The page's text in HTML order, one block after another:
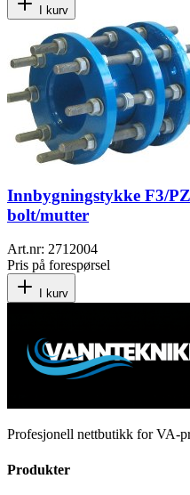
I kurv
Innbygningstykke F3/
bolt/mutter
Art.nr: 2712004
Pris på forespørsel
I kurv
Profesjonell nettbutikk for VA-
Produkter